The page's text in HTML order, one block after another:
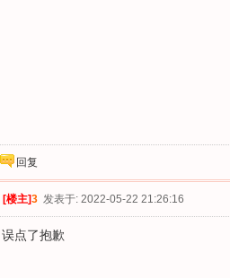
回复
[楼主]3 发表于: 2022-05-22 21:26:16
误点了抱歉